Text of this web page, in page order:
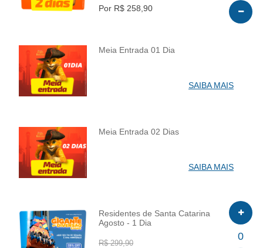
Por R$ 258,90
INFO
Meia Entrada 01 Dia
SAIBA MAIS
INFO
Meia Entrada 02 Dias
SAIBA MAIS
INFO
Residentes de Santa Catarina
Agosto - 1 Dia
R$ 299,90
0